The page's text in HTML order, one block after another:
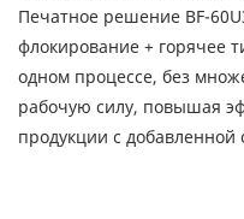
Печатное решение BF-
флокирование + горячее
одном процессе, без
рабочую силу, повышая
продукции с добавленной